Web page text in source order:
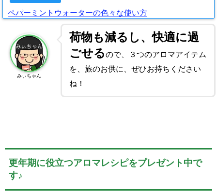
ペパーミントウォーターの色々な使い方
荷物も減るし、快適に過
ごせるので、３つのアロマアイテム
を、旅のお供に、ぜひお持ちください
ね！
みぃちゃん
更年期に役立つアロマレシピをプレゼント中で
す♪